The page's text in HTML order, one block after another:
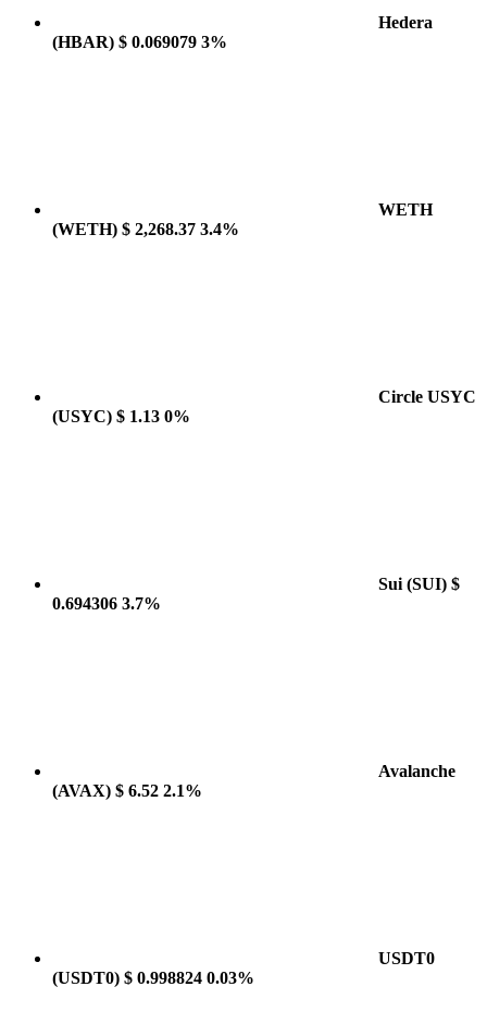
Hedera
(HBAR) $ 0.069079 3%
WETH
(WETH) $ 2,268.37 3.4%
Circle USYC
(USYC) $ 1.13 0%
Sui (SUI) $
0.694306 3.7%
Avalanche
(AVAX) $ 6.52 2.1%
USDT0
(USDT0) $ 0.998824 0.03%